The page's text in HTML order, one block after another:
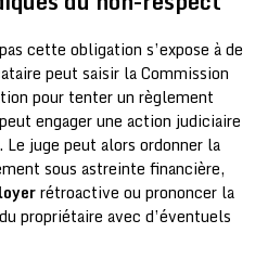
cette obligation s’expose à de
peut saisir la Commission
pour tenter un règlement
engager une action judiciaire
juge peut alors ordonner la
sous astreinte financière,
rétroactive ou prononcer la
propriétaire avec d’éventuels